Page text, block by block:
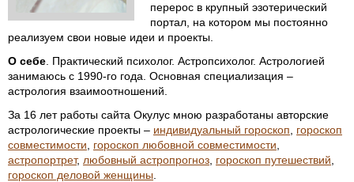
перерос в крупный эзотерический
портал, на котором мы постоянно
реализуем свои новые идеи и проекты.
О себе . Практический психолог. Астропсихолог. Астрологией
занимаюсь с 1990-го года. Основная специализация –
астрология взаимоотношений.
За 16 лет работы сайта Окулус мною разработаны авторские
астрологические проекты – индивидуальный гороскоп
гороскоп
совместимости
гороскоп любовной совместимости
астропортрет, любовный астропрогноз гороскоп путешествий
гороскоп деловой женщины